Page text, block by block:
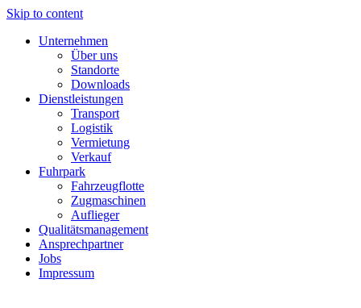
Skip to content
Unternehmen
Über uns
Standorte
Downloads
Dienstleistungen
Transport
Logistik
Vermietung
Verkauf
Fuhrpark
Fahrzeugflotte
Zugmaschinen
Auflieger
Qualitätsmanagement
Ansprechpartner
Jobs
Impressum